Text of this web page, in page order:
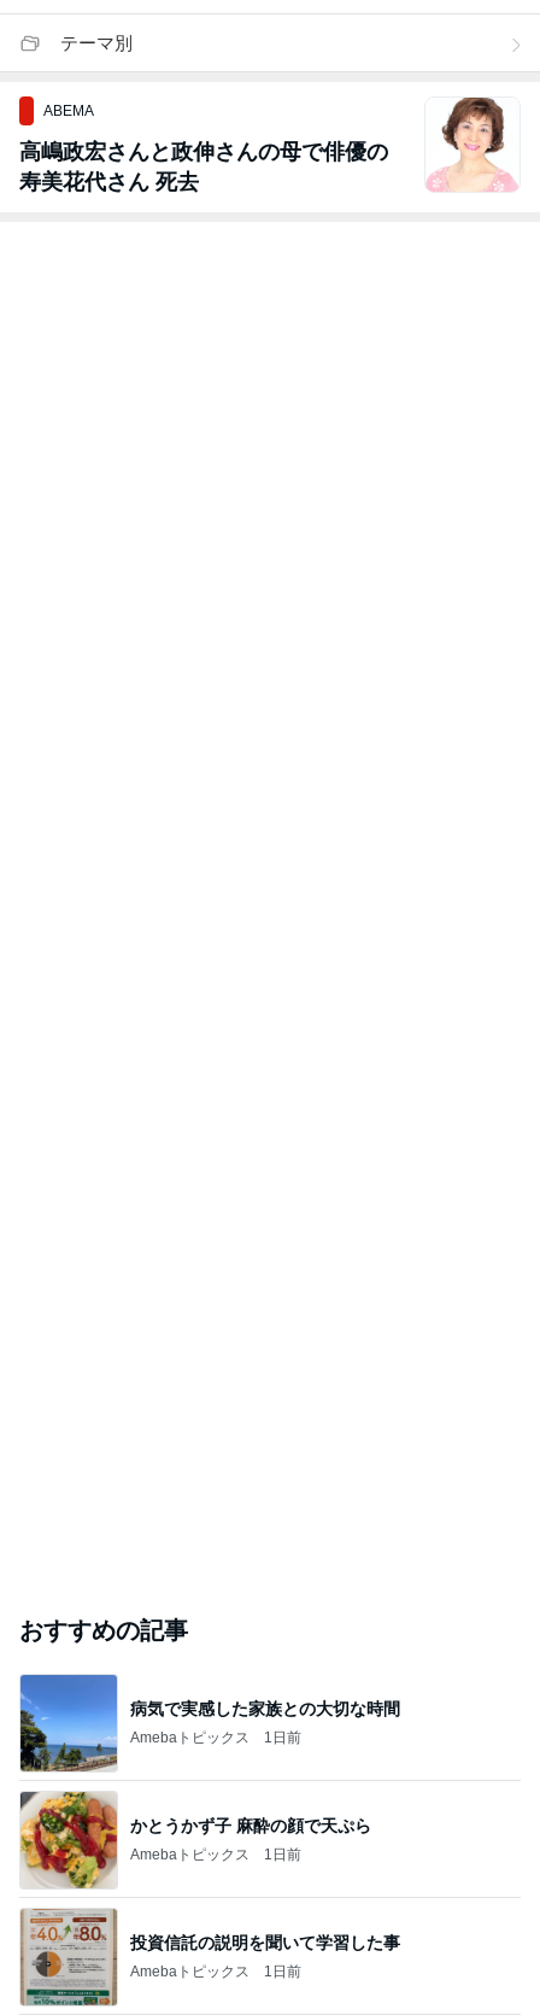
テーマ別
ABEMA
高嶋政宏さんと政伸さんの母で俳優の
寿美花代さん 死去
おすすめの記事
病気で実感した家族との大切な時間
Amebaトピックス 1日前
かとうかず子 麻酔の顔で天ぷら
Amebaトピックス 1日前
投資信託の説明を聞いて学習した事
Amebaトピックス 1日前